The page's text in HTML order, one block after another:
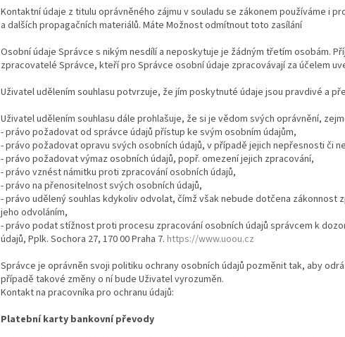
Kontaktní údaje z titulu oprávněného zájmu v souladu se zákonem používáme i
a dalších propagačních materiálů. Máte Možnost odmítnout toto zasíláníje
Osobní údaje Správce s nikým nesdílí a neposkytuje je žádným třetím osobám.
zpracovatelé Správce, kteří pro Správce osobní údaje zpracovávají za účelem
Uživatel udělením souhlasu potvrzuje, že jím poskytnuté údaje jsou pravdivé a
Uživatel udělením souhlasu dále prohlašuje, že si je vědom svých oprávnění,
- právo požadovat od správce údajů přístup ke svým osobním údajům,
- právo požadovat opravu svých osobních údajů, v případě jejich nepřesnosti či
- právo požadovat výmaz osobních údajů, popř. omezení jejich zpracování,
- právo vznést námitku proti zpracování osobních údajů,
- právo na přenositelnost svých osobních údajů,
- právo udělený souhlas kdykoliv odvolat, čímž však nebude dotčena zákonnost
jeho odvoláním,
- právo podat stížnost proti procesu zpracování osobních údajů správcem k
údajů, Pplk. Sochora 27, 170 00 Praha 7. https://www.uoou.cz
Správce je oprávněn svoji politiku ochrany osobních údajů pozměnit tak, aby
případě takové změny o ní bude Uživatel vyrozuměn.
Kontakt na pracovníka pro ochranu údajů:
Platební karty bankovní převody